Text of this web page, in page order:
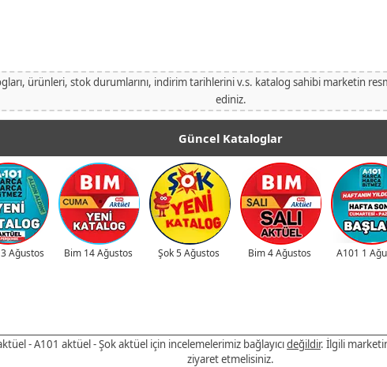
ürünleri, stok durumlarını, indirim tarihlerini v.s. katalog sahibi marketin
ediniz.
Güncel Kataloglar
Ağustos Bim 14 Ağustos Şok 5 Ağustos Bim 4 Ağustos A101 1
- A101 aktüel - Şok aktüel için incelemelerimiz bağlayıcıdeğildir. İlgili
ziyaret etmelisiniz.